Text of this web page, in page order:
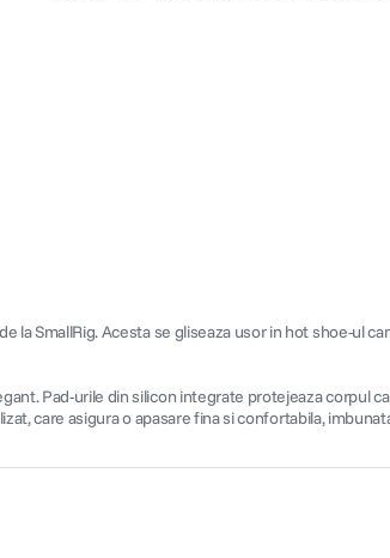
SmallRig. Acesta se gliseaza usor in hot shoe-ul
Pad-urile din silicon integrate protejeaza corpul
care asigura o apasare fina si confortabila,